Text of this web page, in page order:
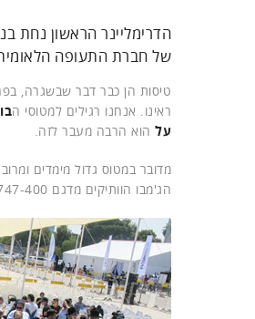
הדרימליינר הראשון נחת
של חברת התעופה
טיסות הן כבר דבר שבשגרה,
ראינו. אנחנו רגילים למטוסי ה
על הוא הרבה מעבר לזה.
הג'מבו הוותיקים מדגם 747-400 ובהמשך גם את צי מטוסי ה-767.